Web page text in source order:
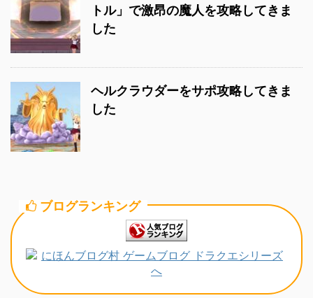
トル」で激昂の魔人を攻略してきま
した
ヘルクラウダーをサポ攻略してきま
した
ブログランキング